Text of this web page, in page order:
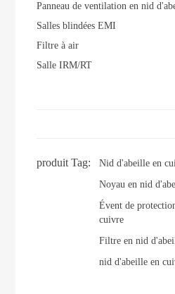
Panneau de ventilation en nid
Salles blindées EMI
Filtre à air
Salle IRM/RT
produit Tag:
Nid d'abeille en
Noyau en nid
Évent de
cuivre
Filtre en nid
nid d'abeille en